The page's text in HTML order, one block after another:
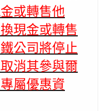
金或轉售他
現金或轉售
公司將停止
消其參與爾
屬優惠資